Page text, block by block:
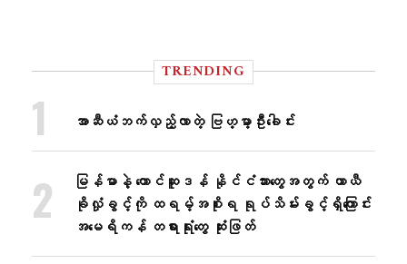
TRENDING
အာဆီယံဘက်လှည့်လာတဲ့ ဗြဟ္မာ့ဦးခေါင်း
မြန်မာနဲ့ တောင်ဆူဒန် နိုင်ငံသားတွေအတွက် ယာယီ
ခိုလှုံခွင့်ကို ထရမ့်အစိုးရ ရုပ်သိမ်းခွင့်ရှိကြောင်း
အမေရိကန် တရားရုံးတွေ ဆုံးဖြတ်